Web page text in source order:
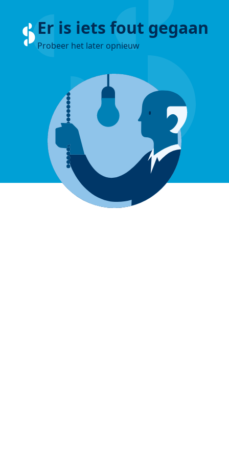
Er is iets fout gegaan
Probeer het later opnieuw